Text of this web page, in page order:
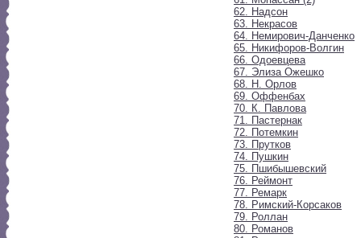
62. Надсон
63. Некрасов
64. Немирович-Данченко
65. Никифоров-Волгин
66. Одоевцева
67. Элиза Ожешко
68. Н. Орлов
69. Оффенбах
70. К. Павлова
71. Пастернак
72. Потемкин
73. Прутков
74. Пушкин
75. Пшибышевский
76. Реймонт
77. Ремарк
78. Римский-Корсаков
79. Роллан
80. Романов